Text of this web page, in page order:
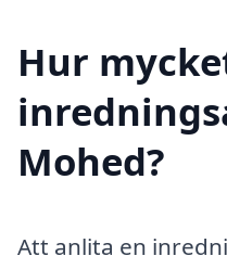
Hur
Mohed?
Att anlita en